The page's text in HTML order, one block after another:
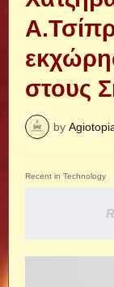
στους
by
Recent in Technology